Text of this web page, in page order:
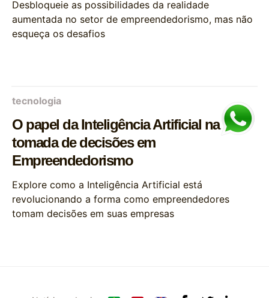
Desbloqueie as possibilidades da realidade
aumentada no setor de empreendedorismo, mas não
esqueça os desafios
tecnologia
O papel da Inteligência Artificial na
tomada de decisões em
Empreendedorismo
Explore como a Inteligência Artificial está
revolucionando a forma como empreendedores
tomam decisões em suas empresas